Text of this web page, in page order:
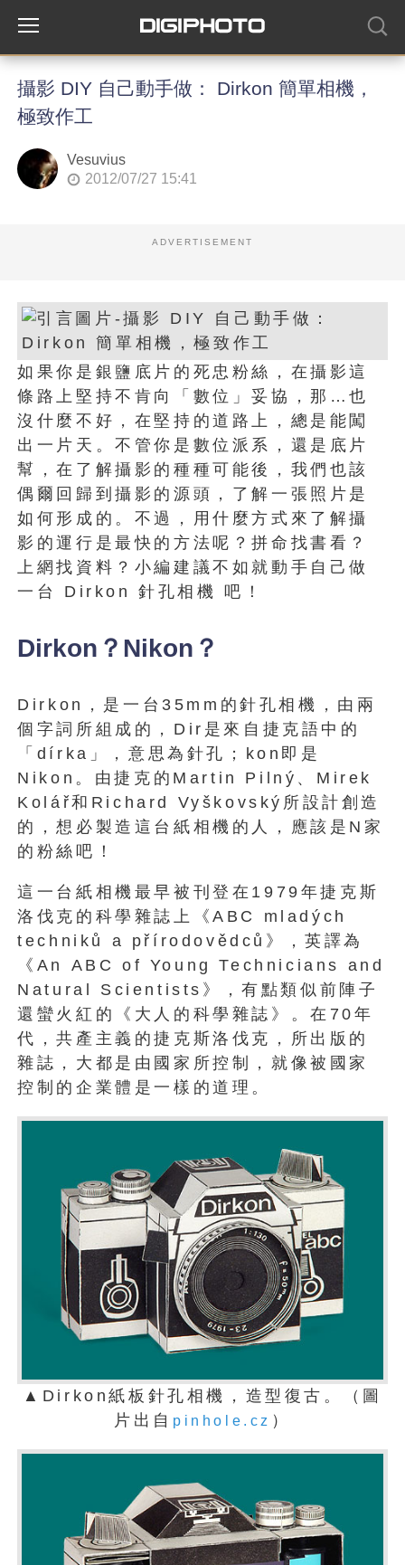
攝影 DIY 自己動手做： Dirkon 簡單相機，
極致作工
Vesuvius
2012/07/27 15:41
ADVERTISEMENT
如果你是銀鹽底片的死忠粉絲，在攝影這
條路上堅持不肯向「數位」妥協，那…也
沒什麼不好，在堅持的道路上，總是能闖
出一片天。不管你是數位派系，還是底片
幫，在了解攝影的種種可能後，我們也該
偶爾回歸到攝影的源頭，了解一張照片是
如何形成的。不過，用什麼方式來了解攝
影的運行是最快的方法呢？拼命找書看？
上網找資料？小編建議不如就動手自己做
一台 Dirkon 針孔相機 吧！
Dirkon？Nikon？
Dirkon，是一台35mm的針孔相機，由兩
個字詞所組成的，Dir是來自捷克語中的
「dírka」，意思為針孔；kon即是
Nikon。由捷克的Martin Pilný、Mirek
Kolář和Richard Vyškovský所設計創造
的，想必製造這台紙相機的人，應該是N家
的粉絲吧！
這一台紙相機最早被刊登在1979年捷克斯
洛伐克的科學雜誌上《ABC mladých
techniků a přírodovědců》，英譯為
《An ABC of Young Technicians and
Natural Scientists》，有點類似前陣子
還蠻火紅的《大人的科學雜誌》。在70年
代，共產主義的捷克斯洛伐克，所出版的
雜誌，大都是由國家所控制，就像被國家
控制的企業體是一樣的道理。
▲Dirkon紙板針孔相機，造型復古。（圖
片出自 pinhole.cz ）